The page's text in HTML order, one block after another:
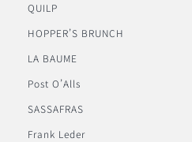
QUILP
HOPPER’S BRUNCH
LA BAUME
Post O’Alls
SASSAFRAS
Frank Leder